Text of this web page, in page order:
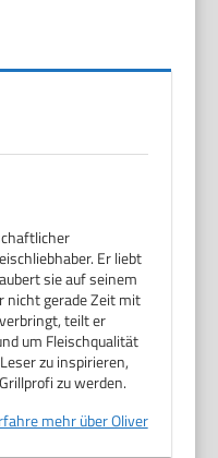
Er liebt
sie auf seinem
nicht gerade Zeit mit
teilt er
um Fleischqualität
zu inspirieren,
zu werden.
mehr über Oliver